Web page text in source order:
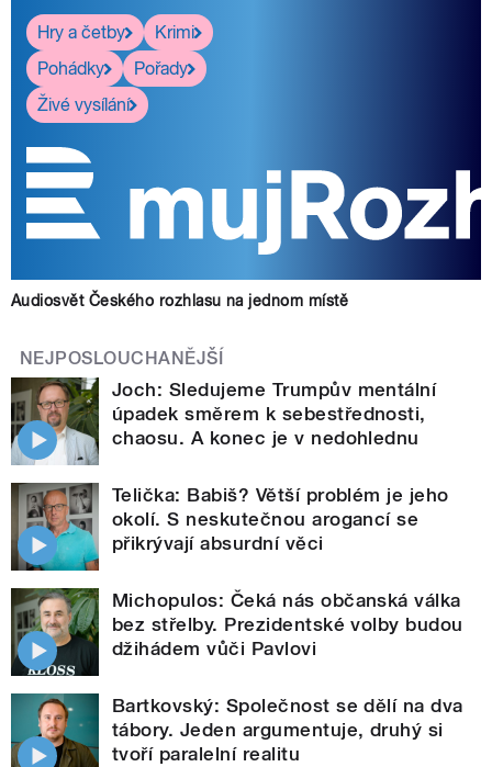
Hry a četby
Krimi
Pohádky
Pořady
Živé vysílání
Audiosvět Českého rozhlasu na jednom místě
NEJPOSLOUCHANĚJŠÍ
Joch: Sledujeme Trumpův mentální
úpadek směrem k sebestřednosti,
chaosu. A konec je v nedohlednu
Telička: Babiš? Větší problém je jeho
okolí. S neskutečnou arogancí se
přikrývají absurdní věci
Michopulos: Čeká nás občanská válka
bez střelby. Prezidentské volby budou
džihádem vůči Pavlovi
Bartkovský: Společnost se dělí na dva
tábory. Jeden argumentuje, druhý si
tvoří paralelní realitu